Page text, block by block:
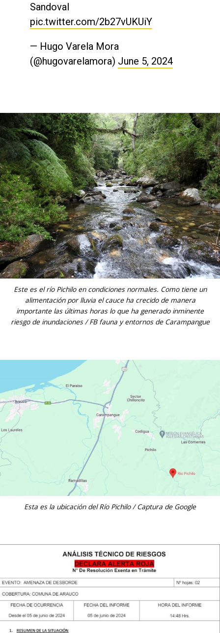
Sandoval
pic.twitter.com/2b27vUKUiY
— Hugo Varela Mora
(@hugovarelamora) June 5, 2024
Este es el río Pichilo en condiciones normales. Como tiene un
alimentación por lluvia el cauce ha crecido de manera
importante las últimas horas lo que ha generado inminente
riesgo de inundaciones / FB fauna y entornos de Carampangue
Esta es la ubicación del Río Pichilo / Captura de Google